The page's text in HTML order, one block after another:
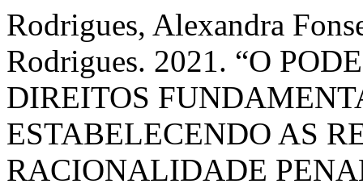
Rodrigues, Alexandra
Rodrigues. 2021. “O
DIREITOS
ESTABELECENDO AS
RACIONALIDADE